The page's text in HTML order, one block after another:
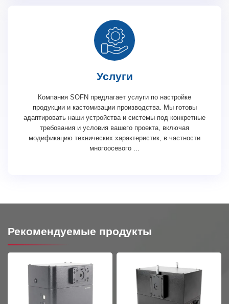
Услуги
Компания SOFN предлагает услуги по настройке
продукции и кастомизации производства. Мы готовы
адаптировать наши устройства и системы под конкретные
требования и условия вашего проекта, включая
модификацию технических характеристик, в частности
многоосевого ...
Рекомендуемые продукты